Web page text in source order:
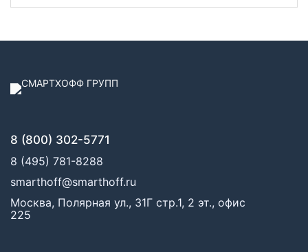
8 (800) 302-5771
8 (495) 781-8288
smarthoff@smarthoff.ru
Москва, Полярная ул., 31Г стр.1, 2 эт., офис
225